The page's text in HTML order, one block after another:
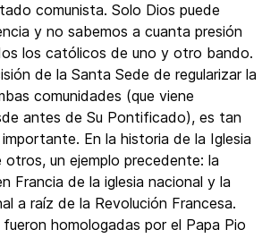
comunista. Solo Dios puede
y no sabemos a cuanta presión
los católicos de uno y otro bando.
de la Santa Sede de regularizar la
comunidades (que viene
antes de Su Pontificado), es tan
En la historia de la Iglesia
un ejemplo precedente: la
Francia de la iglesia nacional y la
a raíz de la Revolución Francesa.
homologadas por el Papa Pio